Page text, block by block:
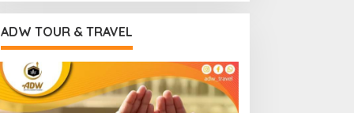
ADW TOUR & TRAVEL